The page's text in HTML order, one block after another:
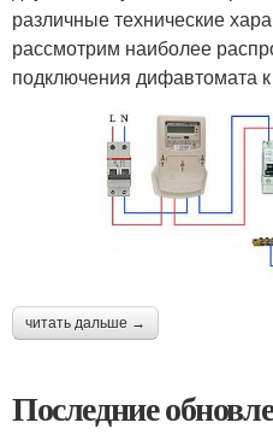
различные технические
рассмотрим наиболее
подключения дифавтомата
читать дальше →
Последние